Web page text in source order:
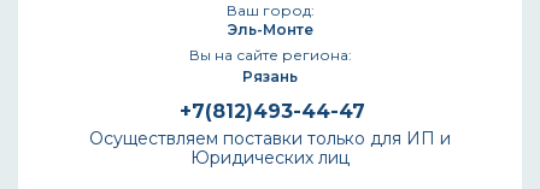
Ваш город:
Эль-Монте
Вы на сайте региона:
Рязань
+7(812)493-44-47
Осуществляем поставки только для ИП и
Юридических лиц